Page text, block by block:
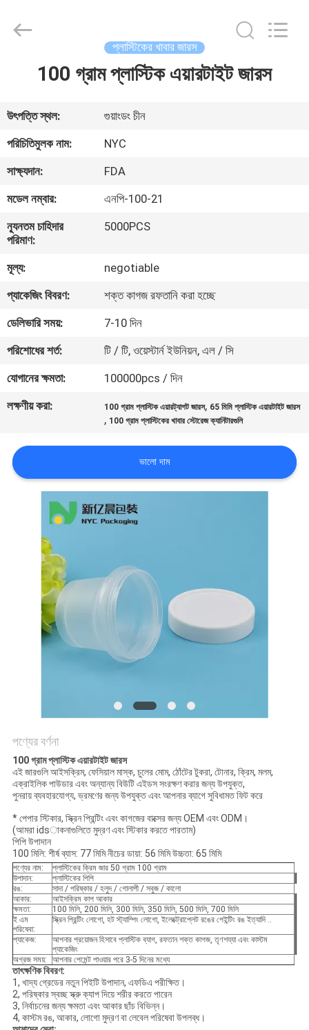
পণ্য
আমাদের
কারখানা
মান
নিয়ন্ত্রণ
যোগাযোগ
করুন
কেস
PRIVACY
POLICY
Co.,Ltd..
প্লাস্টিকের খাবার জারস
100 গ্রাম প্লাস্টিক এয়ারটাইট জারস
উৎপত্তি স্থল:
গুয়াংডং চীন
পরিচিতিমুলক নাম:
NYC
সাক্ষ্যদান:
FDA
মডেল নম্বার:
এনপি-100-21
ন্যূনতম চাহিদার
পরিমাণ:
5000PCS
মূল্য:
negotiable
প্যাকেজিং বিবরণ:
শক্ত কাগজ রফতানি করা হচ্ছে
ডেলিভারি সময়:
7-10 দিন
পরিশোধের শর্ত:
টি / টি, ওয়েস্টার্ন ইউনিয়ন, এল / সি
যোগানের ক্ষমতা:
100000pcs / দিন
লক্ষণীয় করা:
100 গ্রাম প্লাস্টিক এয়ারট্যাগট জারস, 65 মিমি প্লাস্টিক এয়ারটাইট জারস
, 100 গ্রাম প্লাস্টিকের খাবার স্টোরেজ ক্যানিটারগুলি
ভালো দাম
পণ্যের বর্ণনা
100 গ্রাম প্লাস্টিক এয়ারটাইট জারস
এই জারগুলি আইসক্রিম, ফেসিয়াল মাস্ক, চুলের মোম, ঠোঁটের টুকরা, টোনার, ক্রিম, মলম,
এক্রাইলিক পাউডার এবং অন্যান্য বিউটি এইডস সংরক্ষণ করার জন্য উপযুক্ত,
পুনরায় ব্যবহারযোগ্য, ভ্রমণের জন্য উপযুক্ত এবং আপনার ব্যাগে সুবিধামত ফিট করে
* পেপার স্টিকার, স্ক্রিন প্রিন্টিং এবং কাগজের বাক্সের জন্য OEM এবং ODM।
(আমরা idsাকনাগুলিতে মুদ্রণ এবং স্টিকার করতে পারতাম)
পিপি উপাদান
100 মিলি: শীর্ষ ব্যাস: 77 মিমি নীচের ডায়া: 56 মিমি উচ্চতা: 65 মিমি
পণ্যের নাম:
প্লাস্টিকের ক্রিম জার 50 গ্রাম 100 গ্রাম
উপাদান:
প্লাস্টিকের পিপি
রঙ:
সাদা / পরিষ্কার / হলুদ / গোলাপী / সবুজ / কালো
আকার:
আইসক্রিম কাপ আকার
ক্ষমতা:
100 মিলি, 200 মিলি, 300 মিলি, 350 মিলি, 500 মিলি, 700 মিলি
ই এম
পরিষেবা:
স্ক্রিন প্রিন্টিং লোগো, হট স্ট্যাম্পিং লোগো, ইলেক্ট্রোপ্লেট রঙের পেইন্টিং রঙ ইত্যাদি ..
প্যাকেজ:
আপনার প্রয়োজন হিসাবে প্লাস্টিক ব্যাগ, রফতান শক্ত কাগজ, তৃণশয্যা এবং কাস্টম
প্যাকেজিং
অগ্রজ সময়:
আপনার পেমেন্ট পাওয়ার পরে 3-5 দিনের মধ্যে
তাৎক্ষণিক বিবরণ:
1, খাদ্য গ্রেডের নতুন পিইটি উপাদান, এফডিএ পরীক্ষিত।
2, পরিষ্কার স্বচ্ছ স্ক্রু ক্যাপ দিয়ে শরীর করতে পারেন
3, নির্বাচনের জন্য ক্ষমতা এবং আকার ছাঁচ বিভিন্ন।
4, কাস্টম রঙ, আকার, লোগো মুদ্রণ বা লেবেল পরিষেবা উপলব্ধ।